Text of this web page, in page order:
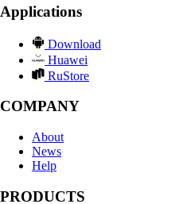
Applications
Download
Huawei
RuStore
COMPANY
About
News
Help
PRODUCTS